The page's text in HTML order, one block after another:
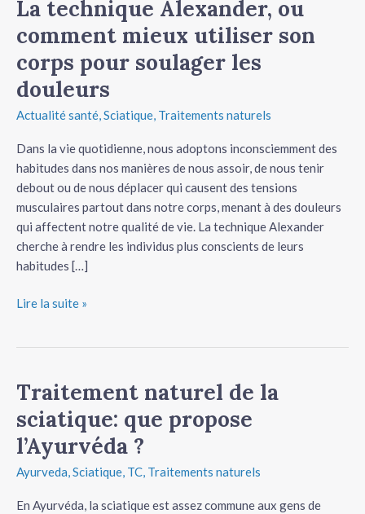
La technique Alexander, ou
comment mieux utiliser son
corps pour soulager les
douleurs
Actualité santé,Sciatique, Traitements naturels
Dans la vie quotidienne, nous adoptons inconsciemment des
habitudes dans nos manières de nous assoir, de nous tenir
debout ou de nous déplacer qui causent des tensions
musculaires partout dans notre corps, menant à des douleurs
qui affectent notre qualité de vie. La technique Alexander
cherche à rendre les individus plus conscients de leurs
habitudes […]
Lire la suite »
Traitement naturel de la
sciatique: que propose
l’Ayurvéda ?
Ayurveda,Sciatique, TC, Traitements naturels
En Ayurvéda, la sciatique est assez commune aux gens de
Traitement
naturel
de
sciatique:
propose